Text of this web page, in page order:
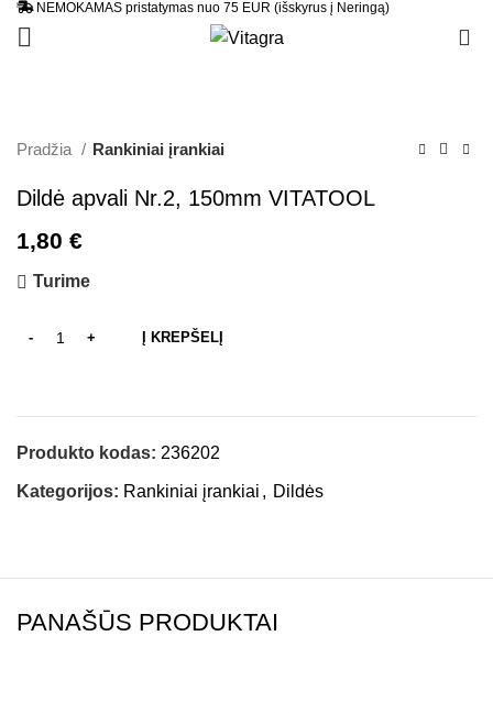
NEMOKAMAS pristatymas nuo 75 EUR (išskyrus į Neringą)
Pradžia Rankiniai įrankiai
Dildė apvali Nr.2, 150mm VITATOOL
1,80 €
Turime
Į KREPŠELĮ
Produkto kodas: 236202
Kategorijos: Rankiniai įrankiai , Dildės
PANAŠŪS PRODUKTAI